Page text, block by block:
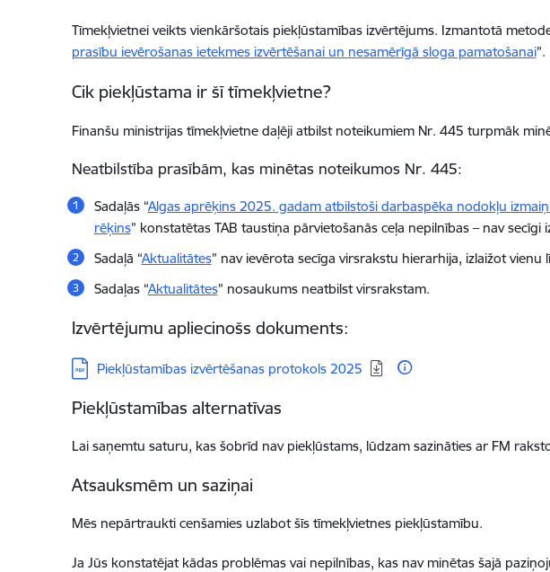
Tīmekļvietneiveikts vienkāršotais piekļūstamības izvērtējums. Izmantotā
prasību ievērošanas ietekmes izvērtēšanai un nesamērīgā sloga pamatošanai”.
Cik piekļūstama ir šītīmekļvietne?
Finanšu ministrijas tīmekļvietne daļēji atbilst noteikumiem Nr. 445 turpmāk
Neatbilstība prasībām, kas minētas noteikumos Nr. 445:
Sadaļās “Algas aprēķins 2025. gadam atbilstoši darbaspēka nodokļu
rēķins” konstatētas TAB taustiņa pārvietošanās ceļa nepilnības – nav
Sadaļā “Aktualitātes” nav ievērota secīga virsrakstu hierarhija, izlaižot vienu
Sadaļas “Aktualitātes” nosaukums neatbilst virsrakstam.
Izvērtējumu apliecinošs dokuments:
Lejupielādēt:
Piekļūstamības izvērtēšanas protokols 2025
Piekļūstamības alternatīvas
Lai saņemtu saturu, kas šobrīd nav piekļūstams, lūdzam sazināties ar FM
Atsauksmēm un saziņai
Mēs nepārtraukti cenšamies uzlabot šīs tīmekļvietnespiekļūstamību.
Ja Jūs konstatējat kādas problēmas vai nepilnības, kas nav minētas šajā